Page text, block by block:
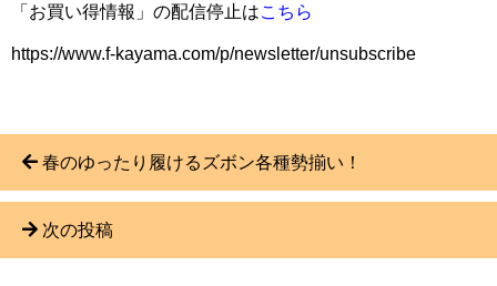
「お買い得情報」の配信停止はこちら
https://www.f-kayama.com/p/newsletter/unsubscribe
春のゆったり履けるズボン各種勢揃い！
次の投稿